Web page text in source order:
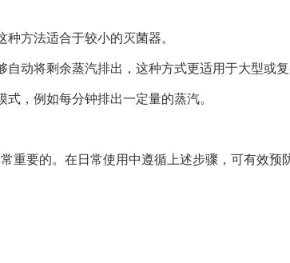
方法适合于较小的灭菌器。
动将剩余蒸汽排出，这种方式更适用于大型或复
，例如每分钟排出一定量的蒸汽。
重要的。在日常使用中遵循上述步骤，可有效